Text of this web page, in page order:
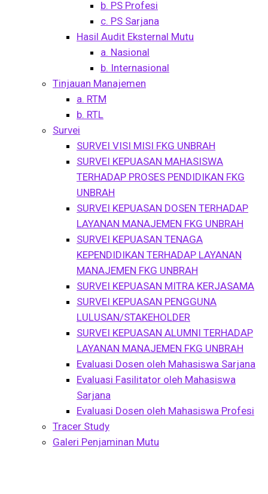
b. PS Profesi
c. PS Sarjana
Hasil Audit Eksternal Mutu
a. Nasional
b. Internasional
Tinjauan Manajemen
a. RTM
b. RTL
Survei
SURVEI VISI MISI FKG UNBRAH
SURVEI KEPUASAN MAHASISWA
TERHADAP PROSES PENDIDIKAN FKG
UNBRAH
SURVEI KEPUASAN DOSEN TERHADAP
LAYANAN MANAJEMEN FKG UNBRAH
SURVEI KEPUASAN TENAGA
KEPENDIDIKAN TERHADAP LAYANAN
MANAJEMEN FKG UNBRAH
SURVEI KEPUASAN MITRA KERJASAMA
SURVEI KEPUASAN PENGGUNA
LULUSAN/STAKEHOLDER
SURVEI KEPUASAN ALUMNI TERHADAP
LAYANAN MANAJEMEN FKG UNBRAH
Evaluasi Dosen oleh Mahasiswa Sarjana
Evaluasi Fasilitator oleh Mahasiswa
Sarjana
Evaluasi Dosen oleh Mahasiswa Profesi
Tracer Study
Galeri Penjaminan Mutu